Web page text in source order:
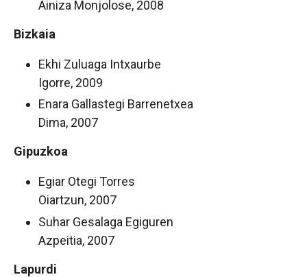
Ainiza Monjolose, 2008
Bizkaia
Ekhi Zuluaga Intxaurbe
Igorre, 2009
Enara Gallastegi Barrenetxea
Dima, 2007
Gipuzkoa
Egiar Otegi Torres
Oiartzun, 2007
Suhar Gesalaga Egiguren
Azpeitia, 2007
Lapurdi